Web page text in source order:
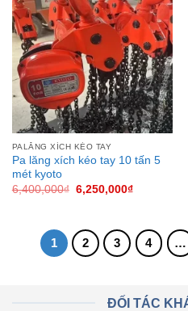
Add to
Wishlist
PALĂNG XÍCH KÉO TAY
Pa lăng xích kéo tay 10 tấn 5
mét kyoto
6,400,000₫ Giá
gốc
6,250,000₫Giá
1 2 3 4 …
ĐỐI TÁC